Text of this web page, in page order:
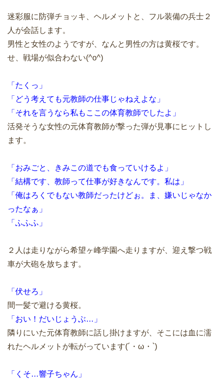
迷彩服に防弾チョッキ、ヘルメットと、フル装備の兵士２
人が会話します。
男性と女性のようですが、なんと男性の方は黄桜です。
せ、戦場が似合わない(^o^)
「たくっ」
「どう考えても元教師の仕事じゃねえよな」
「それを言うなら私もここの体育教師でしたよ」
活発そうな女性の元体育教師が撃った弾が見事にヒットし
ます。
「おみごと、きみこの道でも食っていけるよ」
「結構です、教師って仕事が好きなんです。私は」
「俺はろくでもない教師だったけどぉ。ま、嫌いじゃなか
ったなぁ」
「ふふふ」
２人は走りながら希望ヶ峰学園へ走りますが、迎え撃つ戦
車が大砲を放ちます。
「伏せろ」
間一髪で避ける黄桜。
「おい！だいじょうぶ…」
隣りにいた元体育教師に話し掛けますが、そこには血に濡
れたヘルメットが転がっています(´・ω・`)
「くそ…響子ちゃん」